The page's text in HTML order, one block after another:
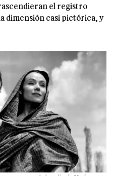
el registro
dimensión casi pictórica, y